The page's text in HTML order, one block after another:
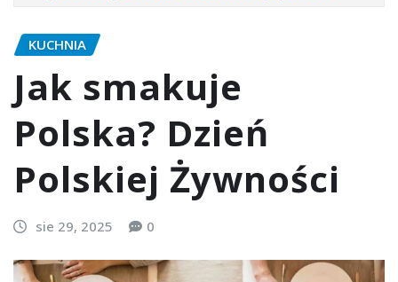
KUCHNIA
Jak smakuje
Polska? Dzień
Polskiej Żywności
sie 29, 2025 0